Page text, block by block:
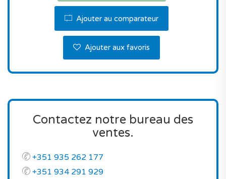
prix de vente est vraiment très abordable pour un
bien neuf avec ces caractéristiques, et pour une
adresse à Portimão.
Ne perdez pas cette opportunité!
Contactez-nous pour visiter.
Ajouter au comparateur
Ajouter aux favoris
Contactez notre bureau des
ventes.
+351 935 262 177
+351 934 291 929